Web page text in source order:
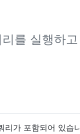
를 실행하
리가 포함되어 있습